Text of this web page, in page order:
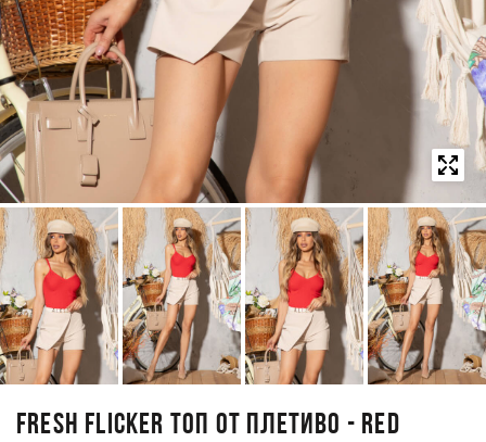
FRESH FLICKER ТОП ОТ ПЛЕТИВО - RED